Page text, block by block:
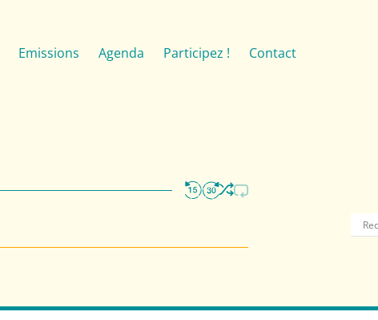
Emissions Agenda Participez ! Contact